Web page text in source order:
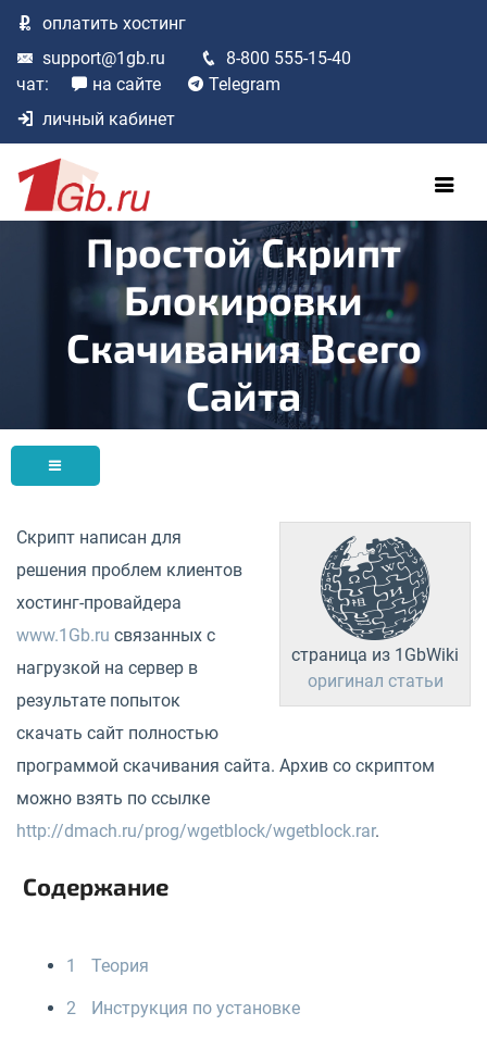
оплатить хостинг
support@1gb.ru
8-800 555-15-40
чат:
на сайте
Telegram
личный кабинет
Простой Скрипт
Блокировки
Скачивания Всего
Сайта
страница из 1GbWiki
оригинал статьи
Скрипт написан для
решения проблем клиентов
хостинг-провайдера
www.1Gb.ru связанных с
нагрузкой на сервер в
результате попыток
скачать сайт полностью
программой скачивания сайта. Архив со скриптом
можно взять по ссылке
http://dmach.ru/prog/wgetblock/wgetblock.rar.
Содержание
1 Теория
2 Инструкция по установке